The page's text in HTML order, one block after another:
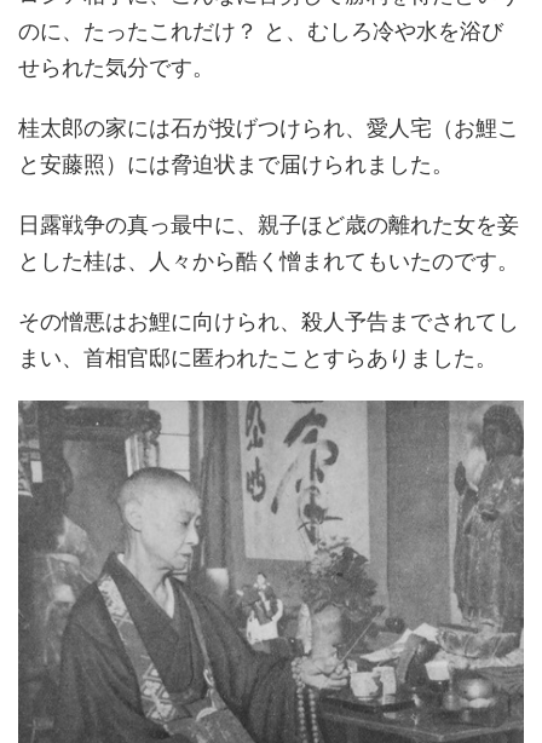
のに、たったこれだけ？ と、むしろ冷や水を浴び
せられた気分です。
桂太郎の家には石が投げつけられ、愛人宅（お鯉こ
と安藤照）には脅迫状まで届けられました。
日露戦争の真っ最中に、親子ほど歳の離れた女を妾
とした桂は、人々から酷く憎まれてもいたのです。
その憎悪はお鯉に向けられ、殺人予告までされてし
まい、首相官邸に匿われたことすらありました。